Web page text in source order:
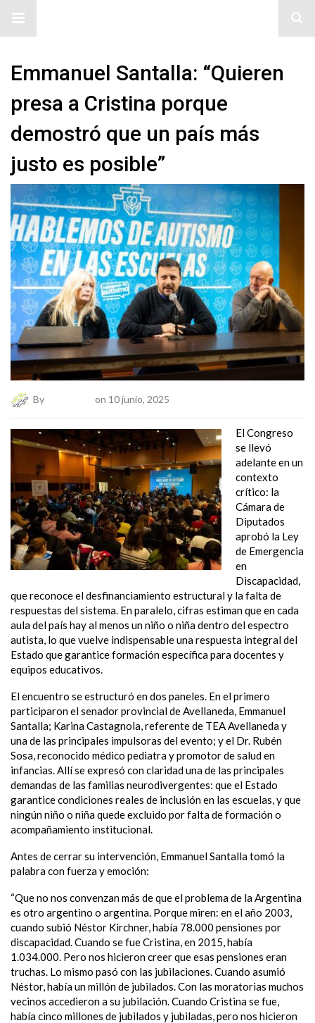
Emmanuel Santalla: “Quieren
presa a Cristina porque
demostró que un país más
justo es posible”
By on 10 junio, 2025
El Congreso
se llevó
adelante en un
contexto
crítico: la
Cámara de
Diputados
aprobó la Ley
de Emergencia
en
Discapacidad,
que reconoce el desfinanciamiento estructural y la falta de
respuestas del sistema. En paralelo, cifras estiman que en cada
aula del país hay al menos un niño o niña dentro del espectro
autista, lo que vuelve indispensable una respuesta integral del
Estado que garantice formación específica para docentes y
equipos educativos.
El encuentro se estructuró en dos paneles. En el primero
participaron el senador provincial de Avellaneda, Emmanuel
Santalla; Karina Castagnola, referente de TEA Avellaneda y
una de las principales impulsoras del evento; y el Dr. Rubén
Sosa, reconocido médico pediatra y promotor de salud en
infancias. Allí se expresó con claridad una de las principales
demandas de las familias neurodivergentes: que el Estado
garantice condiciones reales de inclusión en las escuelas, y que
ningún niño o niña quede excluido por falta de formación o
acompañamiento institucional.
Antes de cerrar su intervención, Emmanuel Santalla tomó la
palabra con fuerza y emoción:
“Que no nos convenzan más de que el problema de la Argentina
es otro argentino o argentina. Porque miren: en el año 2003,
cuando subió Néstor Kirchner, había 78.000 pensiones por
discapacidad. Cuando se fue Cristina, en 2015, había
1.034.000. Pero nos hicieron creer que esas pensiones eran
truchas. Lo mismo pasó con las jubilaciones. Cuando asumió
Néstor, había un millón de jubilados. Con las moratorias muchos
vecinos accedieron a su jubilación. Cuando Cristina se fue,
había cinco millones de jubilados y jubiladas, pero nos hicieron